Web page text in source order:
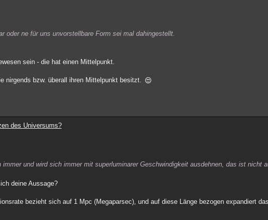
oder ne für uns unvorstellbare Form sei mal dahingestellt.
sein - die hat einen Mittelpunkt.
nirgends bzw. überall ihren Mittelpunkt besitzt.
des Universums?
und wird sich immer mit superluminarer Geschwindigkeit ausdehnen, das ist nicht
deine Aussage?
bezieht sich auf 1 Mpc (Megaparsec), und auf diese Länge bezogen expandiert